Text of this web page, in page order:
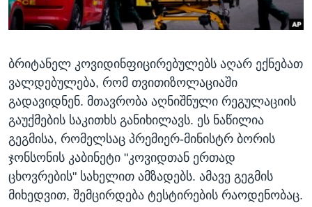
ᲙᲣᲚᲢᲣᲠᲐ
ᲓᲔᲖᲘᲜᲤᲝᲠᲛᲐᲪᲘᲐ
ენები
ბრიტანელ კოვიდინფიცირებულებს აღარ ექნებათ
ვალდებულება, რომ თვითიზოლაციაში
გადავიდნენ. მთავრობა აღნიშნული რეგულაციის
გაუქმების საკითხს განიხილავს. ეს ნაწილია
გეგმისა, რომელსაც პრემიერ-მინისტრ ბორის
ჯონსონის კაბინეტი "კოვიდთან ერთად
ცხოვრების" სახელით ამზადებს. ამავე გეგმის
მიხედვით, შემცირდება ტესტირების რაოდენობაც.